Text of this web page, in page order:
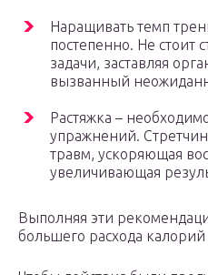
Наращивать темп
постепенно. Не стоит
задачи, заставляя
вызванный
Растяжка –
упражнений.
травм, ускоряющая
увеличивающая
Выполняя эти
большего расхода